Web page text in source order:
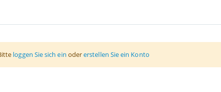
loggen Sie sich ein odererstellen Sie ein Konto